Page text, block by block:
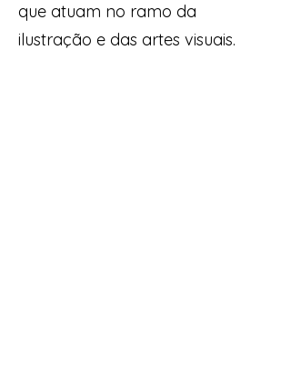
que atuam no ramo da
ilustração e das artes visuais.